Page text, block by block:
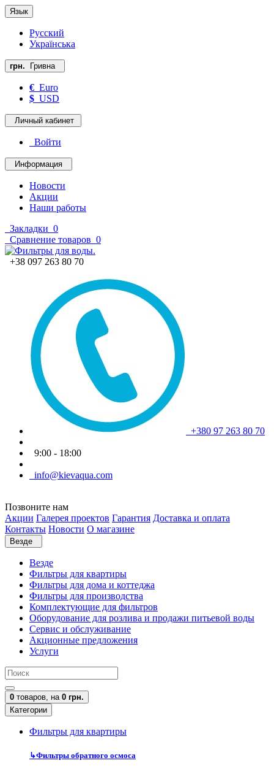
Язык
Русский
Українська
грн. Гривна
€ Euro
$ USD
Личный кабинет
Войти
Информация
Новости
Акции
Наши работы
Закладки 0
Сравнение товаров 0
+38 097 263 80 70
+380 97 263 80 70
9:00 - 18:00
info@kievaqua.com
Позвоните нам
Акции Галерея проектов Гарантия Доставка и оплата
Контакты Новости О магазине
Везде
Везде
Фильтры для квартиры
Фильтры для дома и коттеджа
Фильтры для производства
Комплектующие для фильтров
Оборудование для розлива и продажи питьевой воды
Сервис и обслуживание
Акционные предложения
Услуги
0 товаров, на 0 грн.
Категории
Фильтры для квартиры
↳Фильтры обратного осмоса